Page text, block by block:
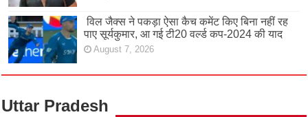
विल जैक्स ने पकड़ा ऐसा कैच कमेंट किए बिना नहीं रह
पाए सूर्यकुमार, आ गई टी20 वर्ल्ड कप-2024 की याद
August 7, 2026
Uttar Pradesh